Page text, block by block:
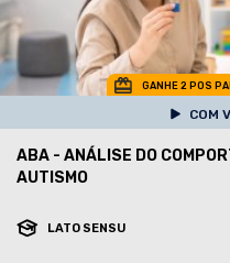
GANHE 2 POS
COM
ABA - ANÁLISE DO
AUTISMO
LATO SENSU